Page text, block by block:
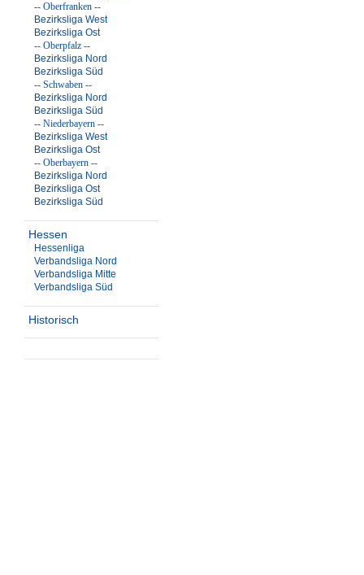
-- Oberfranken --
Bezirksliga West
Bezirksliga Ost
-- Oberpfalz --
Bezirksliga Nord
Bezirksliga Süd
-- Schwaben --
Bezirksliga Nord
Bezirksliga Süd
-- Niederbayern --
Bezirksliga West
Bezirksliga Ost
-- Oberbayern --
Bezirksliga Nord
Bezirksliga Ost
Bezirksliga Süd
Hessen
Hessenliga
Verbandsliga Nord
Verbandsliga Mitte
Verbandsliga Süd
Historisch